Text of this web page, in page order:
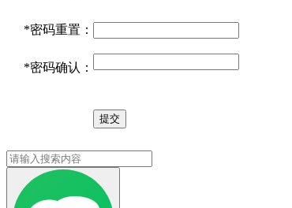
*密码重置：
*密码确认：